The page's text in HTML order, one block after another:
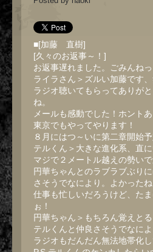
■[加藤 直樹]
[久々のお返事～！]
お返事遅れました。ごみんねっ
ライラさん＞ズルい加藤です
ラジオ聴いてもらってありが
ね。
メールも感動でした！ホントあ
東京でもやってやります！
８月にはつ～いに第二章開始
テルくん＞大きな進化系、直に
マジで２メートル越えの勢い
円華ちゃんとのラブラブぶり
さそうでなにより。よかったね
仕事も忙しいだろうけど、た
ぉ！
円華ちゃん＞もちろん覚えと
テルくんと仲良さそうでなによ
ラジオもだんだん無法地帯化